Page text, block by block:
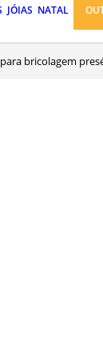
JÓIAS NATAL
para bricolagem